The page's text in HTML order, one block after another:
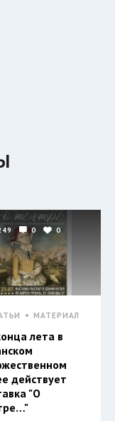
0 0
МАТЕРИАЛ
лета в
действует
"О